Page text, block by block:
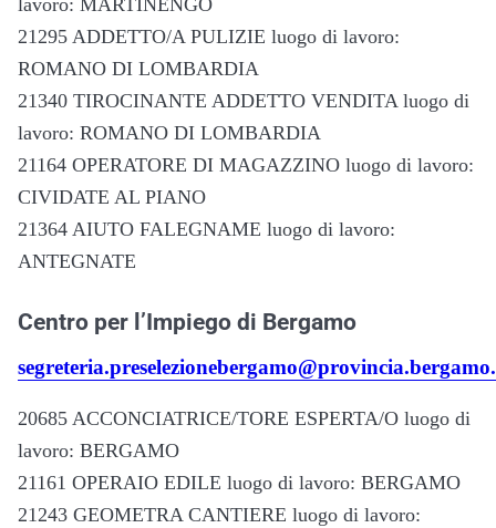
21295 ADDETTO/A PULIZIE luogo di lavoro:
ROMANO DI LOMBARDIA
21340 TIROCINANTE ADDETTO VENDITA luogo di
lavoro: ROMANO DI LOMBARDIA
21164 OPERATORE DI MAGAZZINO luogo di lavoro:
CIVIDATE AL PIANO
21364 AIUTO FALEGNAME luogo di lavoro:
ANTEGNATE
Centro per l’Impiego di Bergamo
20685 ACCONCIATRICE/TORE ESPERTA/O luogo di
lavoro: BERGAMO
21161 OPERAIO EDILE luogo di lavoro: BERGAMO
21243 GEOMETRA CANTIERE luogo di lavoro: